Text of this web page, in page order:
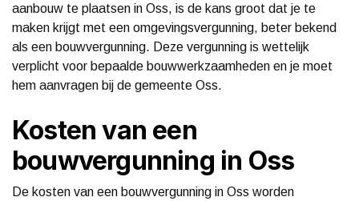
aanbouw te plaatsen in Oss, is de kans groot dat je te
maken krijgt met een omgevingsvergunning, beter bekend
als een bouwvergunning. Deze vergunning is wettelijk
verplicht voor bepaalde bouwwerkzaamheden en je moet
hem aanvragen bij de gemeente Oss.
Kosten van een
bouwvergunning in Oss
De kosten van een bouwvergunning in Oss worden